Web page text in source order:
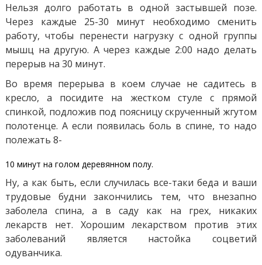
Нельзя долго работать в одной застывшей позе.
Через каждые 25-30 минут необходимо сменить
работу, чтобы перенести нагрузку с одной группы
мышц на другую. А через каждые 2:00 надо делать
перерыв на 30 минут.
Во время перерыва в коем случае не садитесь в
кресло, а посидите на жестком стуле с прямой
спинкой, подложив под поясницу скрученный жгутом
полотенце. А если появилась боль в спине, то надо
полежать 8-
10 минут на голом деревянном полу.
Ну, а как быть, если случилась все-таки беда и ваши
трудовые будни закончились тем, что внезапно
заболела спина, а в саду как на грех, никаких
лекарств нет. Хорошим лекарством против этих
заболеваний является настойка соцветий
одуванчика.